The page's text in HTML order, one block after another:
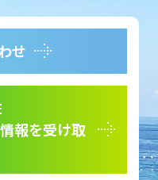
せ
報を受け取